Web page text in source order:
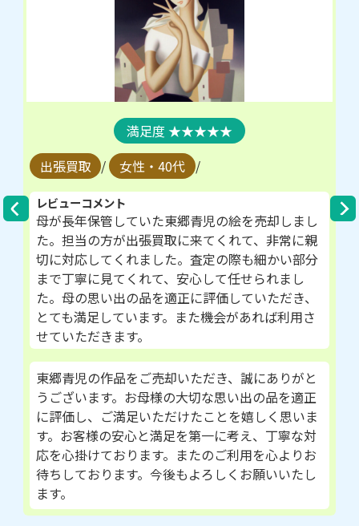
★★★★★
出張買取 / 女性・40代 /
レビューコメント
母が長年保管していた東郷青児の絵を売却しまし
た。担当の方が出張買取に来てくれて、非常に親
切に対応してくれました。査定の際も細かい部分
まで丁寧に見てくれて、安心して任せられまし
た。母の思い出の品を適正に評価していただき、
とても満足しています。また機会があれば利用さ
せていただきます。
東郷青児の作品をご売却いただき、誠にありがと
うございます。お母様の大切な思い出の品を適正
に評価し、ご満足いただけたことを嬉しく思いま
す。お客様の安心と満足を第一に考え、丁寧な対
応を心掛けております。またのご利用を心よりお
待ちしております。今後もよろしくお願いいたし
ます。